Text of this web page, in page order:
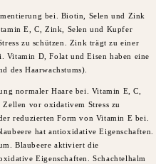
bei. Biotin, Selen und Zink
E, C, Zink, Selen und Kupfer
zu schützen. Zink trägt zu einer
Vitamin D, Folat und Eisen haben eine
des Haarwachstums).​
normaler Haare bei. Vitamin E, C,
vor oxidativem Stress zu
reduzierten Form von Vitamin E bei.
hat antioxidative Eigenschaften.
Blaubeere aktiviert die
Eigenschaften. Schachtelhalm